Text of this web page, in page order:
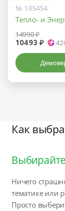
№ 105454
Тепло- и
14990 ₽
10493 ₽
Как
Ничего
тематике или
Просто